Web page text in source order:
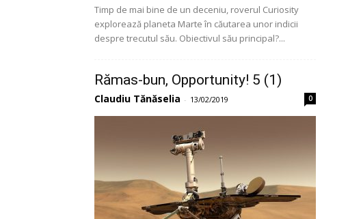
Timp de mai bine de un deceniu, roverul Curiosity
explorează planeta Marte în căutarea unor indicii
despre trecutul său. Obiectivul său principal?...
Rămas-bun, Opportunity! 5 (1)
Claudiu Tănăselia - 13/02/2019 0